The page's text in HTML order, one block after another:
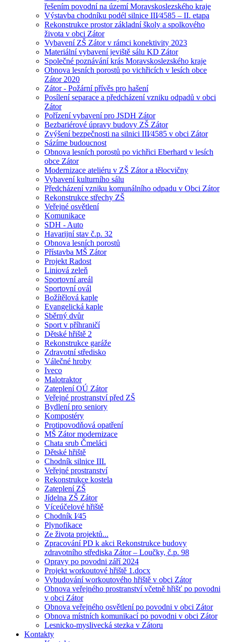
řešením povodní na území Moravskoslezského kraje
Výstavba chodníku podél silnice III⁄4585 – II. etapa
Rekonstrukce prostor základní školy a spolkového
života v obci Zátor
Vybavení ZŠ Zátor v rámci konektivity 2023
Materiální vybavení jeviště sálu KD Zátor
Společné poznávání krás Moravskoslezského kraje
Obnova lesních porostů po vichřicích v lesích obce
Zátor 2020
Zátor - Požární přívěs pro hašení
Posílení separace a předcházení vzniku odpadů v obci
Zátor
Pořízení vybavení pro JSDH Zátor
Bezbariérové úpravy budovy ZŠ Zátor
Zvýšení bezpečnosti na silnici III⁄4585 v obci Zátor
Sázíme budoucnost
Obnova lesních porostů po vichřici Eberhard v lesích
obce Zátor
Modernizace ateliéru v ZŠ Zátor a tělocvičny
Vybavení kulturního sálu
Předcházení vzniku komunálního odpadu v Obci Zátor
Rekonstrukce střechy ZŠ
Veřejné osvětlení
Komunikace
SDH - Auto
Havarijní stav č.p. 32
Obnova lesních porostů
Přístavba MŠ Zátor
Projekt Radost
Liniová zeleň
Sportovní areál
Sportovní ovál
Božítělová kaple
Evangelická kaple
Sběrný dvůr
Sport v příhraničí
Dětské hřiště 2
Rekonstrukce garáže
Zdravotní středisko
Válečné hroby
Iveco
Malotraktor
Zateplení OÚ Zátor
Veřejné prostranství před ZŠ
Bydlení pro seniory
Kompostéry
Protipovodňová opatření
MŠ Zátor modernizace
Chata srub Čmeláci
Dětské hřiště
Chodník silnice III.
Veřejné prostranství
Rekonstrukce kostela
Zateplení ZŠ
Jídelna ZŠ Zátor
Víceúčelové hřiště
Chodník I⁄45
Plynofikace
Ze života projektů...
Zpracování PD k akci Rekonstrukce budovy
zdravotního střediska Zátor – Loučky, č.p. 98
Opravy po povodni září 2024
Projekt workoutové hřiště 1.docx
Vybudování workoutového hřiště v obci Zátor
Obnova veřejného prostranství včetně hřišť po povodni
v obci Zátor
Obnova veřejného osvětlení po povodni v obci Zátor
Obnova místních komunikací po povodni v obci Zátor
Lesnicko-myslivecká stezka v Zátoru
Kontakty